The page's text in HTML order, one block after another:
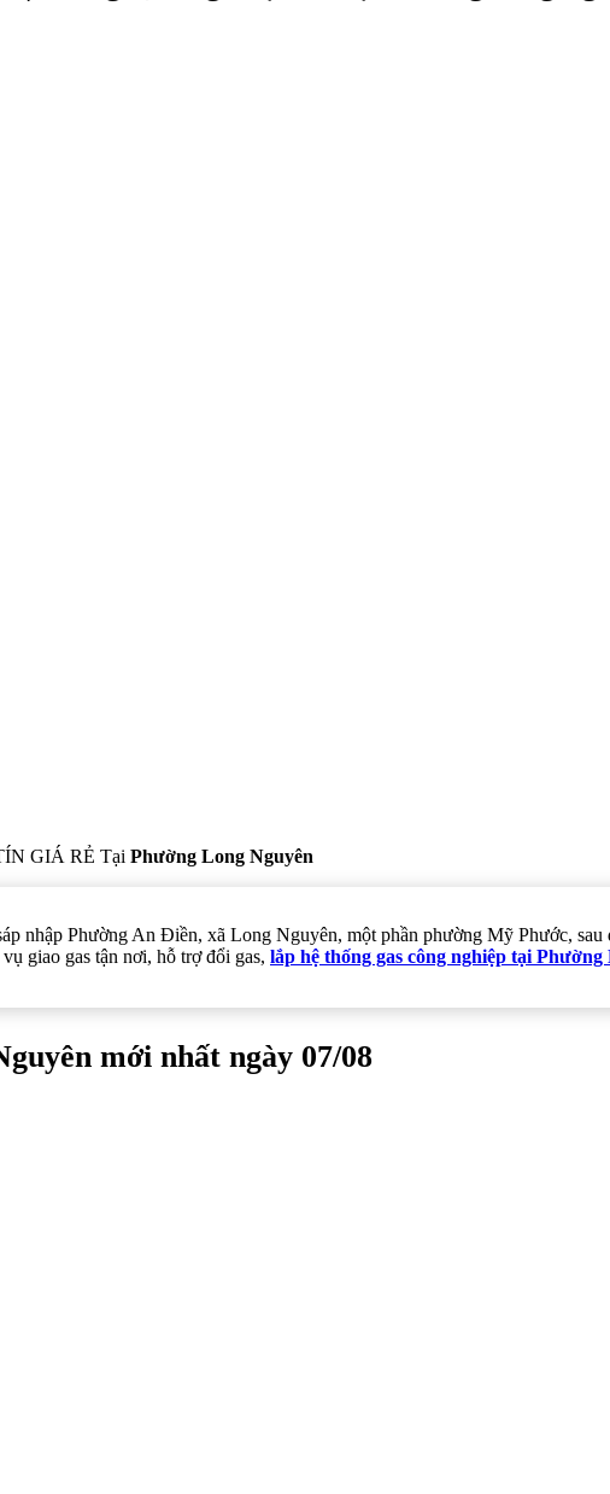
GIÁ RẺ Tại Phường Long Nguyên
nhập Phường An Điền, xã Long Nguyên, một phần phường Mỹ Phước,
giao gas tận nơi, hỗ trợ đổi gas, lắp hệ thống gas công nghiệp tại Phường
mới nhất ngày 07/08